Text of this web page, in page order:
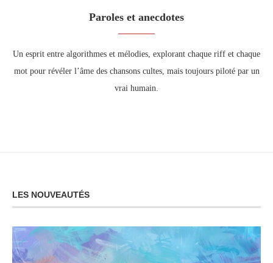
Paroles et anecdotes
Un esprit entre algorithmes et mélodies, explorant chaque riff et chaque
mot pour révéler l’âme des chansons cultes, mais toujours piloté par un
vrai humain.
LES NOUVEAUTÉS